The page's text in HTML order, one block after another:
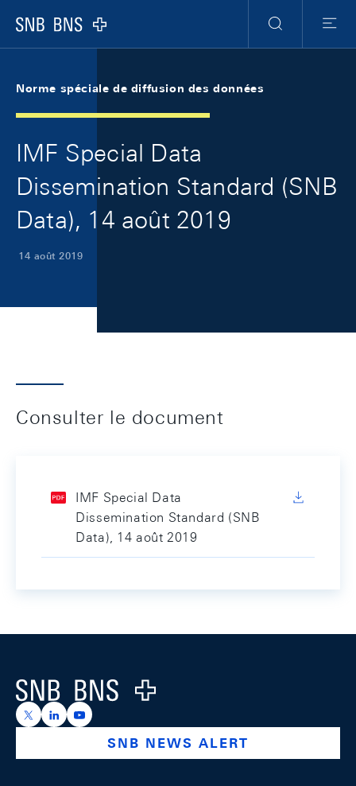
Logo
RechercheMenu
Norme spéciale de diffusion des données
IMF Special Data
Dissemination Standard (SNB
Data), 14 août 2019
14 août 2019
Consulter le document
IMF Special Data
Dissemination Standard (SNB
Data), 14 août 2019
Logo
https://x.com/snb_bns
https://ch.linkedin.com/company/swiss-national-
https://www.youtube.com/@swissnationalbank
SNB NEWS ALERT